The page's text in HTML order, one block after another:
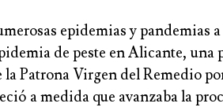
epidemias y pandemias
de peste en Alicante, una
Patrona Virgen del Remedio
a medida que avanzaba la